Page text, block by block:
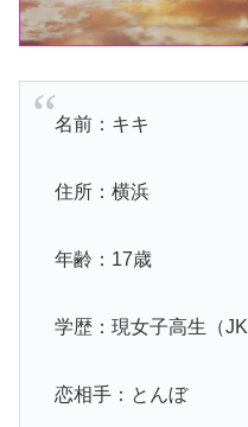
名前：キキ
住所：横浜
年齢：17歳
学歴：現女子高生（JK
恋相手：とんぼ